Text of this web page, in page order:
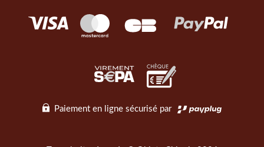
Paiement en ligne sécurisé par